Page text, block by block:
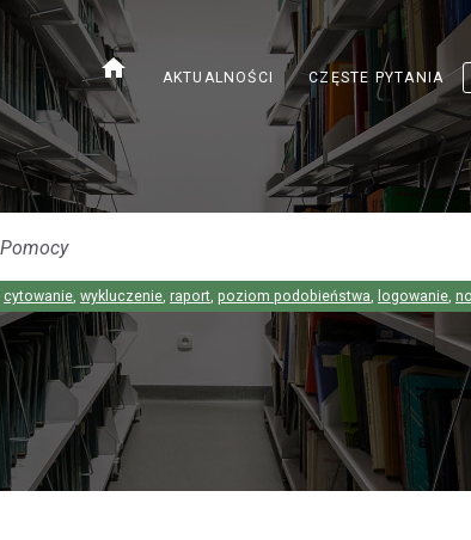
home AKTUALNOŚCI CZĘSTE PYTANIA
cytowanie, wykluczenie, raport, poziom podobieństwa, logowanie,